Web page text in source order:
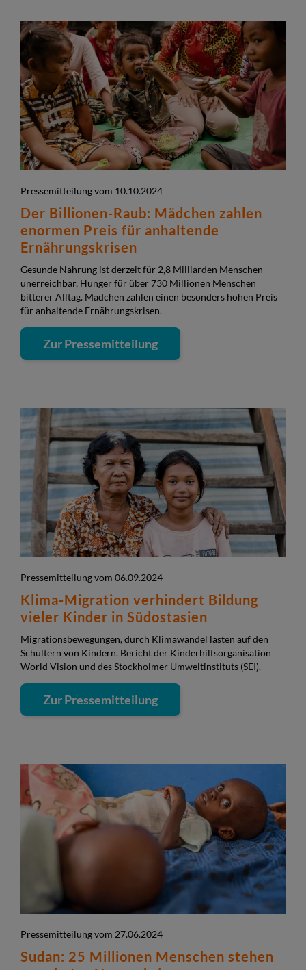
Pressemitteilung vom 10.10.2024
Der Billionen-Raub: Mädchen zahlen
enormen Preis für anhaltende
Ernährungskrisen
Gesunde Nahrung ist derzeit für 2,8 Milliarden Menschen
unerreichbar, Hunger für über 730 Millionen Menschen
bitterer Alltag. Mädchen zahlen einen besonders hohen Preis
für anhaltende Ernährungskrisen.
Zur Pressemitteilung
Pressemitteilung vom 06.09.2024
Klima-Migration verhindert Bildung
vieler Kinder in Südostasien
Migrationsbewegungen, durch Klimawandel lasten auf den
Schultern von Kindern. Bericht der Kinderhilfsorganisation
World Vision und des Stockholmer Umweltinstituts (SEI).
Zur Pressemitteilung
Pressemitteilung vom 27.06.2024
Sudan: 25 Millionen Menschen stehen